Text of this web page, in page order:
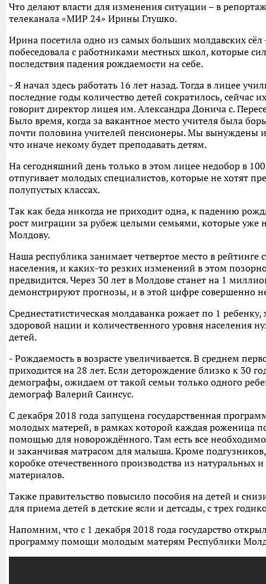
Что делают власти для изменения ситуации – в
телеканала «МИР 24» Ирины Глушко.
Ирина посетила одно из самых больших молдавских сёл
побеседовала с работниками местных школ, которые
последствия падения рождаемости на себе.
- Я начал здесь работать 16 лет назад. Тогда в лицее
последние годы количество детей сократилось, сейчас
говорит директор лицея им. Александра Донича с.
Было время, когда за вакантное место учителя была
почти половина учителей пенсионеры. Мы вынуждены
что иначе некому будет преподавать детям.
На сегодняшний день только в этом лицее недобор в
отпугивает молодых специалистов, которые не хотят
полупустых классах.
Так как беда никогда не приходит одна, к падению
рост миграции за рубеж целыми семьями, которые уже
Молдову.
Наша республика занимает четвертое место в
населения, и каких-то резких изменений в этом
предвидится. Через 30 лет в Молдове станет на 1
демонстрируют прогнозы, и в этой цифре совершенно
Среднестатистическая молдаванка рожает по 1
здоровой нации и количественного уровня населения
детей.
- Рождаемость в возрасте увеличивается. В среднем
приходится на 28 лет. Если деторождение близко к 30
демографы, ожидаем от такой семьи только одного
демограф Валерий Саинсус.
С декабря 2018 года запущена государственная
молодых матерей, в рамках которой каждая роженица
помощью для новорождённого. Там есть все
и заканчивая матрасом для малыша. Кроме
коробке отечественного производства из натуральных
материалов.
Также правительство повысило пособия на детей и
для приема детей в детские ясли и детсады, с трех
Напомним, что с 1 декабря 2018 года государство
программу помощи молодым матерям Республики